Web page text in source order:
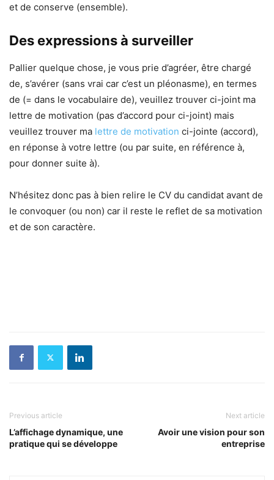
et de conserve (ensemble).
Des expressions à surveiller
Pallier quelque chose, je vous prie d’agréer, être chargé
de, s’avérer (sans vrai car c’est un pléonasme), en termes
de (= dans le vocabulaire de), veuillez trouver ci-joint ma
lettre de motivation (pas d’accord pour ci-joint) mais
veuillez trouver ma lettre de motivation ci-jointe (accord),
en réponse à votre lettre (ou par suite, en référence à,
pour donner suite à).
N’hésitez donc pas à bien relire le CV du candidat avant de
le convoquer (ou non) car il reste le reflet de sa motivation
et de son caractère.
Previous article
L’affichage dynamique, une
pratique qui se développe
Next article
Avoir une vision pour son
entreprise